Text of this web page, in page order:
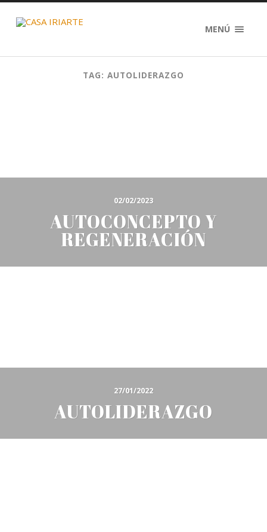
MENÚ
TAG: AUTOLIDERAZGO
02/02/2023
AUTOCONCEPTO Y
REGENERACIÓN
27/01/2022
AUTOLIDERAZGO